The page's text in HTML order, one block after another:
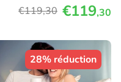
€119,30 €119,30
28% réduction